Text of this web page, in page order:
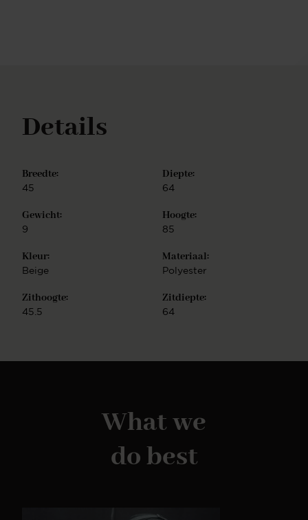
Details
Breedte:
45
Diepte:
64
Gewicht:
9
Hoogte:
85
Kleur:
Beige
Materiaal:
Polyester
Zithoogte:
45.5
Zitdiepte:
64
What we
do best